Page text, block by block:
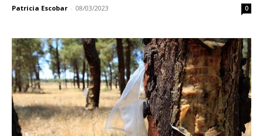
Patricia Escobar - 08/03/2023 0